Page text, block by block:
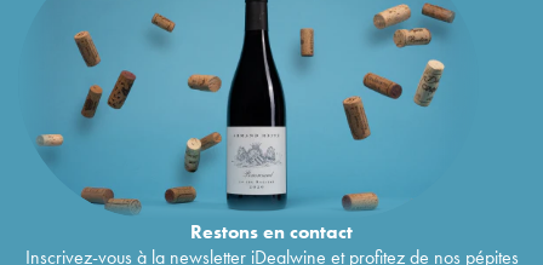
Restons encontact
Inscrivez-vous à la newsletter iDealwine et profitez de nos pépites